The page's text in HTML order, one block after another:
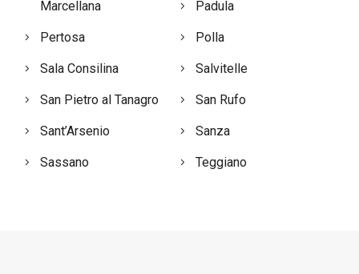
Marcellana
Padula
Pertosa Polla
Sala Consilina Salvitelle
San Pietro al Tanagro San Rufo
Sant’Arsenio Sanza
Sassano Teggiano